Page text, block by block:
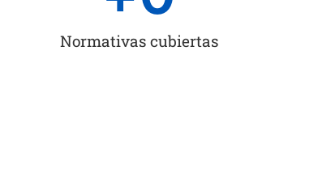
Normativas cubiertas